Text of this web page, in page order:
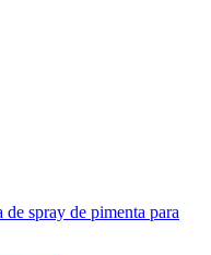
spray de pimenta para